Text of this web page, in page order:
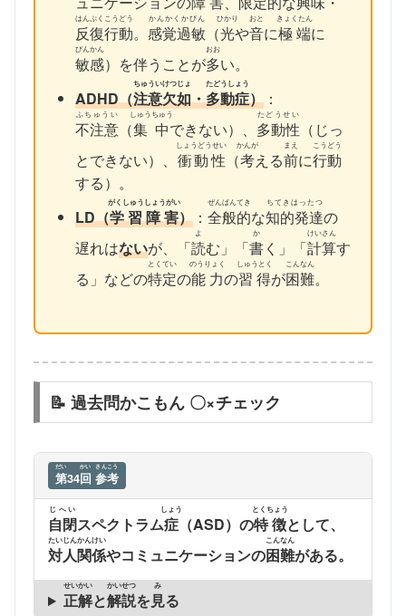
反復行動
はんぷくこうどう
。感覚過敏
かんかくかびん
（光
ひかり
や音
おと
に極端
きょくたん
に
敏感
びんかん
）を伴うことが多
おお
い。
ADHD（注意欠如
ちゅういけつじょ
・多動症
たどうしょう
） ：
不注意
ふちゅうい
（集中
しゅうちゅう
できない）、 多動性
たどうせい
（じっ
とできない）、 衝動性
しょうどうせい
（考
かんが
える前
まえ
に行動
こうどう
する）。
LD（学習障害
がくしゅうしょうがい
） ：全般的
ぜんぱんてき
な知的発達
ちてきはったつ
の
遅れはないが、「読
よ
む」「書
か
く」「計算
けいさん
す
る」などの特定
とくてい
の能力
のうりょく
の習得
しゅうとく
が困難
こんなん
。
📝 過去問かこもん 〇×チェック
第
だい
34回
かい
参考
さんこう
自閉
じへい
スペクトラム症
しょう
（ASD）の特徴
とくちょう
として、
対人関係
たいじんかんけい
やコミュニケーションの困難
こんなん
がある。
正解
せいかい
と解説
かいせつ
を見
み
る